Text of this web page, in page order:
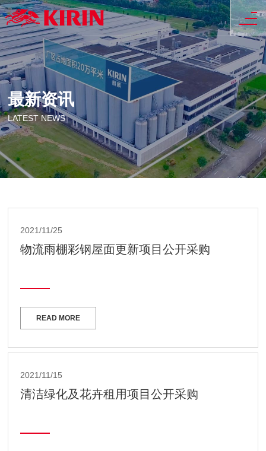
最新资讯
LATEST NEWS
2021/11/25
物流雨棚彩钢屋面更新项目公开采购
READ MORE
2021/11/15
清洁绿化及花卉租用项目公开采购